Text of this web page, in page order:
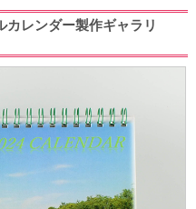
カレンダー製作ギャラリ